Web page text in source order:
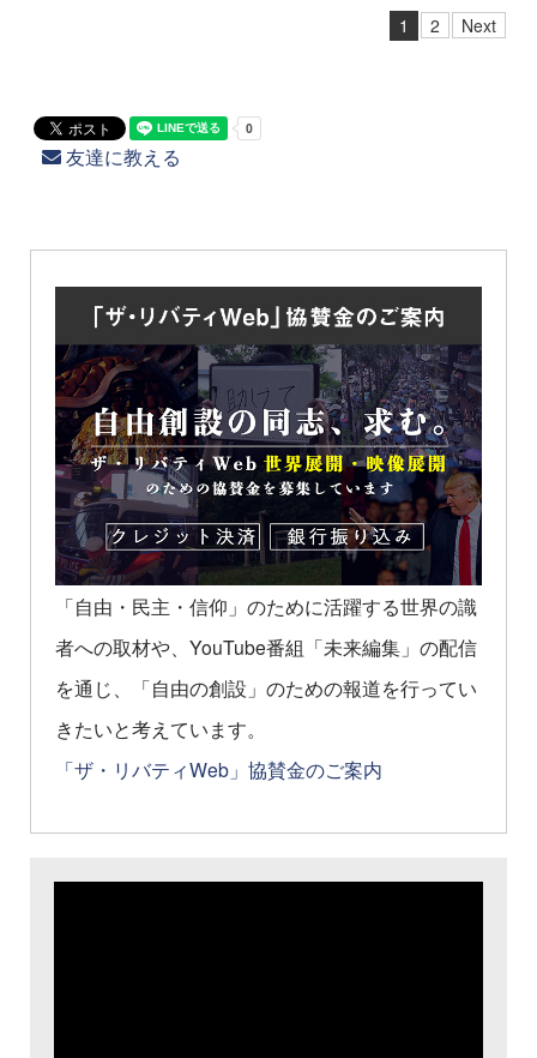
1 2 Next
友達に教える
「自由・民主・信仰」のために活躍する世界の識
者への取材や、YouTube番組「未来編集」の配信
を通じ、「自由の創設」のための報道を行ってい
きたいと考えています。
「ザ・リバティWeb」協賛金のご案内